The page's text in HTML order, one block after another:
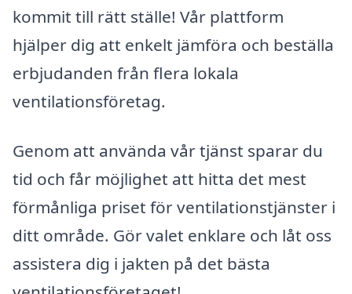
kommit till rätt ställe! Vår plattform
hjälper dig att enkelt jämföra och beställa
erbjudanden från flera lokala
ventilationsföretag.
Genom att använda vår tjänst sparar du
tid och får möjlighet att hitta det mest
förmånliga priset för ventilationstjänster i
ditt område. Gör valet enklare och låt oss
assistera dig i jakten på det bästa